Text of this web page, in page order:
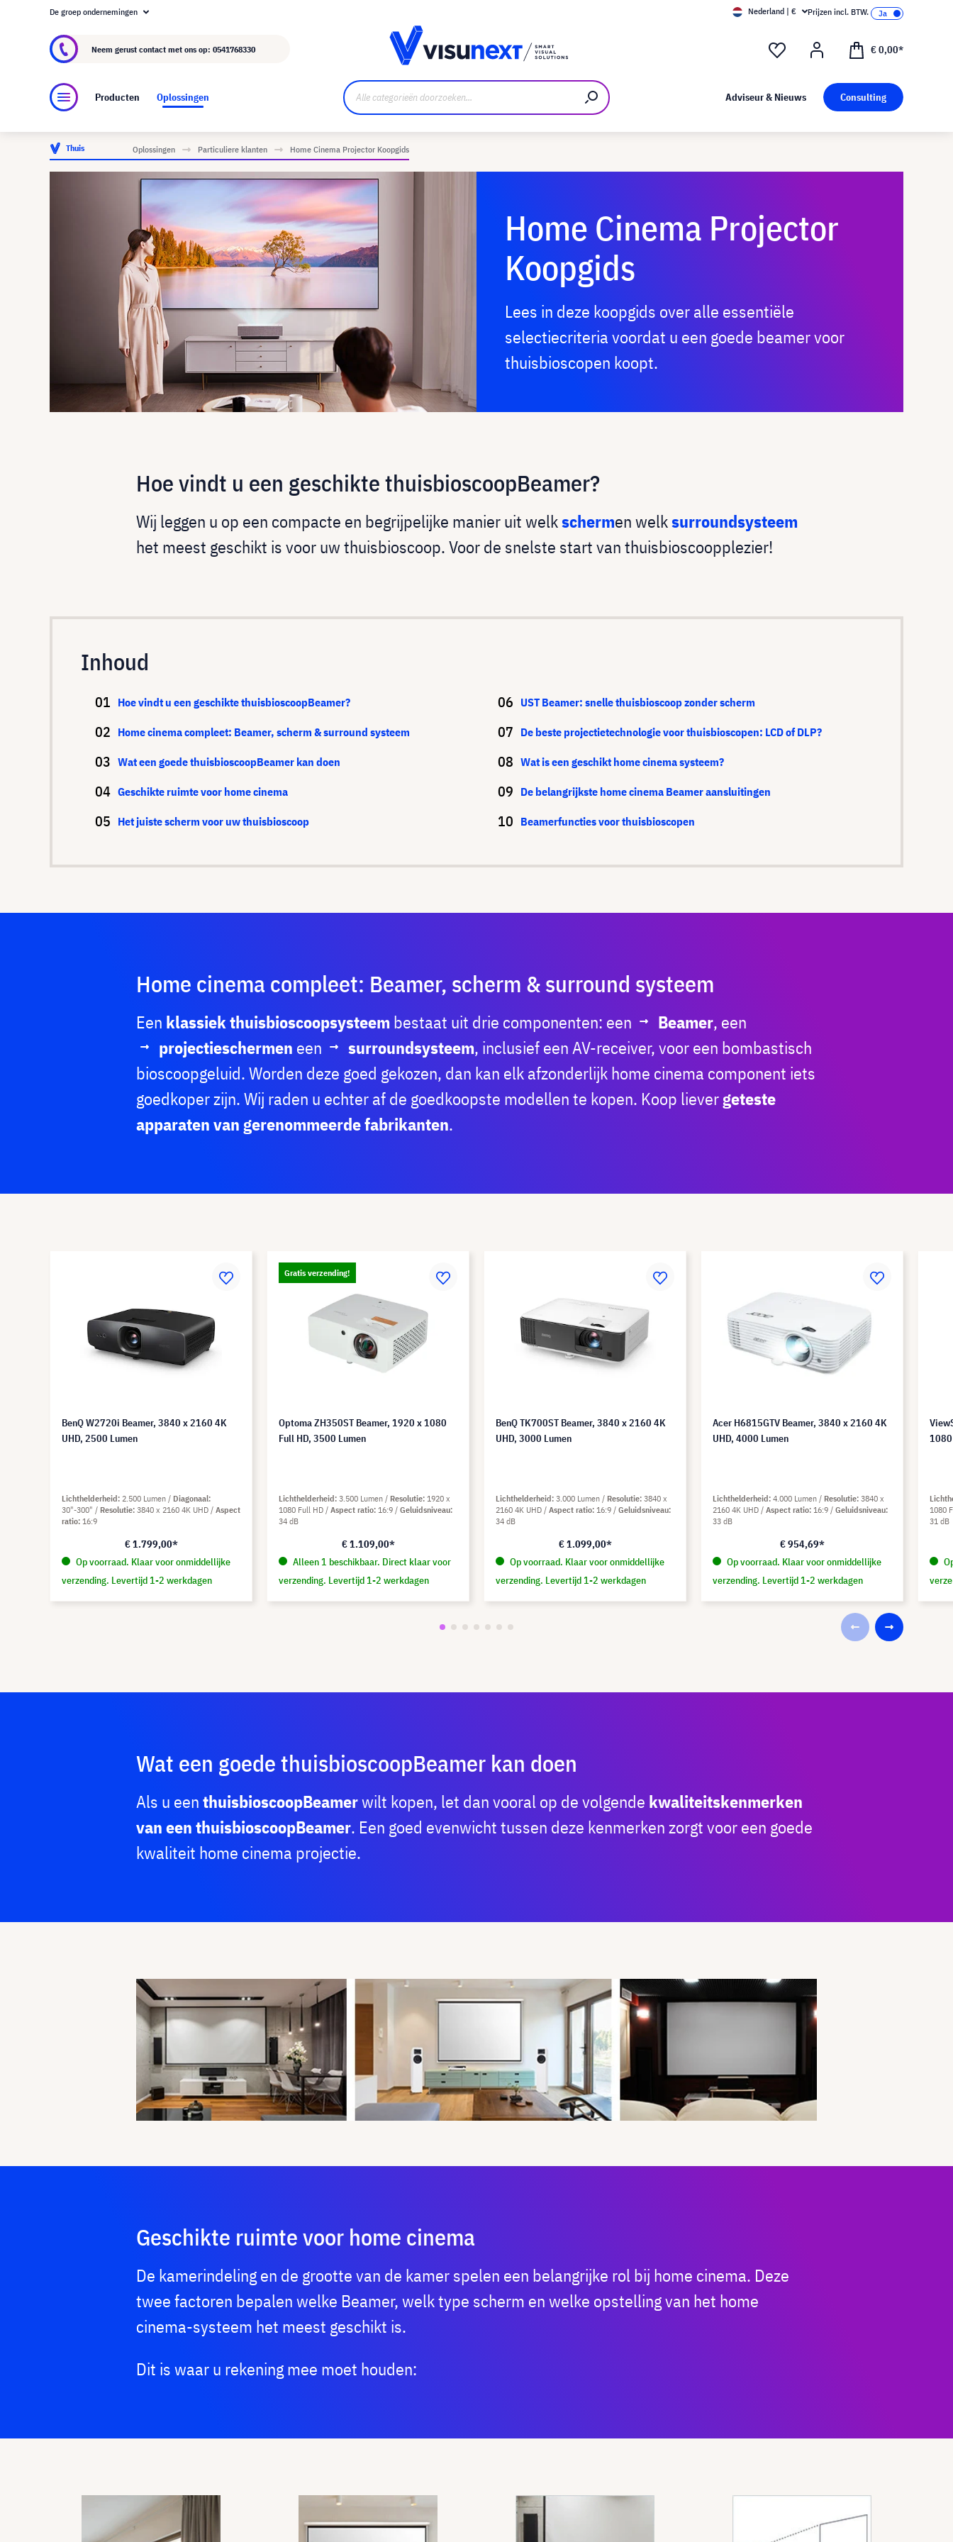
Over visunext.nl
De groep ondernemingen Nederland | € Prijzen incl. BTW.
Neem gerust contact met ons op: 0541768330 € 0,00*
Producten Oplossingen Adviseur & Nieuws Consulting
Thuis Oplossingen Particuliere klanten Home Cinema Projector Koopgids
Home Cinema Projector
Koopgids
Lees in deze koopgids over alle essentiële
selectiecriteria voordat u een goede beamer voor
thuisbioscopen koopt.
Hoe vindt u een geschikte thuisbioscoopBeamer?
Wij leggen u op een compacte en begrijpelijke manier uit welkschermen welksurroundsysteem
het meest geschikt is voor uw thuisbioscoop. Voor de snelste start van thuisbioscoopplezier!
Inhoud
Hoe vindt u een geschikte thuisbioscoopBeamer?
Home cinema compleet: Beamer, scherm & surround systeem
Wat een goede thuisbioscoopBeamer kan doen
Geschikte ruimte voor home cinema
Het juiste scherm voor uw thuisbioscoop
UST Beamer: snelle thuisbioscoop zonder scherm
De beste projectietechnologie voor thuisbioscopen: LCD of DLP?
Wat is een geschikt home cinema systeem?
De belangrijkste home cinema Beamer aansluitingen
Beamerfuncties voor thuisbioscopen
Home cinema compleet: Beamer, scherm & surround systeem
Een klassiek thuisbioscoopsysteem bestaat uit drie componenten: een Beamer, een
projectieschermen een surroundsysteem, inclusief een AV-receiver, voor een bombastisch
bioscoopgeluid. Worden deze goed gekozen, dan kan elk afzonderlijk home cinema component iets
goedkoper zijn. Wij raden u echter af de goedkoopste modellen te kopen. Koop lievergeteste
apparaten van gerenommeerde fabrikanten.
BenQ W2720i Beamer, 3840 x 2160 4K
UHD, 2500 Lumen
Lichthelderheid 2.500 Lumen
Diagonaal
30"-300"
Resolutie 3840 x 2160 4K UHD
Aspect
ratio 16:9
€ 1.799,00*
Op voorraad. Klaar voor onmiddellijke
verzending. Levertijd 1-2 werkdagen
Gratis verzending!
Optoma ZH350ST Beamer, 1920 x 1080
Full HD, 3500 Lumen
Lichthelderheid 3.500 Lumen Resolutie 1920 x
1080 Full HD
Aspect ratio 16:9
Geluidsniveau
34 dB
€ 1.109,00*
Alleen 1 beschikbaar. Direct klaar voor
verzending. Levertijd 1-2 werkdagen
BenQ TK700ST Beamer, 3840 x 2160 4K
UHD, 3000 Lumen
Lichthelderheid 3.000 Lumen Resolutie 3840 x
2160 4K UHD
Aspect ratio 16:9
Geluidsniveau
34 dB
€ 1.099,00*
Op voorraad. Klaar voor onmiddellijke
verzending. Levertijd 1-2 werkdagen
Acer H6815GTV Beamer, 3840 x 2160 4K
UHD, 4000 Lumen
Lichthelderheid 4.000 Lumen Resolutie 3840 x
2160 4K UHD
Aspect ratio 16:9
Geluidsniveau
33 dB
€ 954,69*
Op voorraad. Klaar voor onmiddellijke
verzending. Levertijd 1-2 werkdagen
1080
1080
31 dB
Wat een goede thuisbioscoopBeamer kan doen
Als u eenthuisbioscoopBeamerwilt kopen, let dan vooral op de volgende kwaliteitskenmerken
van een thuisbioscoopBeamer. Een goed evenwicht tussen deze kenmerken zorgt voor een goede
kwaliteit home cinema projectie.
Geschikte ruimte voor home cinema
De kamerindeling en de grootte van de kamer spelen een belangrijke rol bij home cinema. Deze
twee factoren bepalen welke Beamer, welk type scherm en welke opstelling van het home
cinema-systeem het meest geschikt is.
Dit is waar u rekening mee moet houden: